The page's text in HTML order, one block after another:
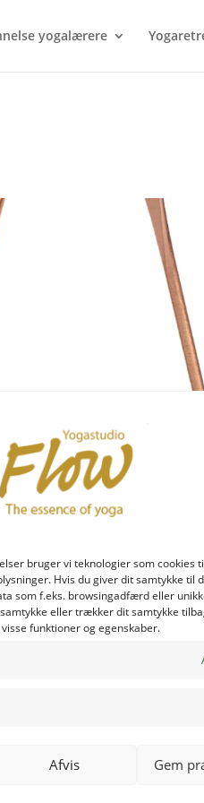
bruger vi teknologier som cookies
Hvis du giver dit samtykke til
som f.eks. browsingadfærd eller
eller trækker dit samtykke
funktioner og egenskaber.
Afvis Gem
yogalærere